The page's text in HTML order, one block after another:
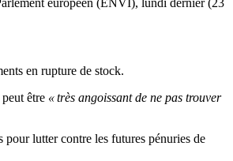
européen (ENVI), lundi dernier (23
en rupture de stock.
être « très angoissant de ne pas trouver
pour lutter contre les futures pénuries de